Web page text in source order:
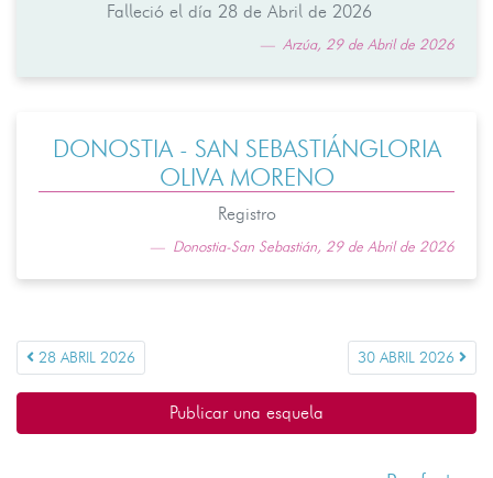
Falleció el día 28 de Abril de 2026
Arzúa, 29 de Abril de 2026
DONOSTIA - SAN SEBASTIÁNGLORIA
OLIVA MORENO
Registro
Donostia-San Sebastián, 29 de Abril de 2026
28 ABRIL 2026 30 ABRIL 2026
Publicar una esquela